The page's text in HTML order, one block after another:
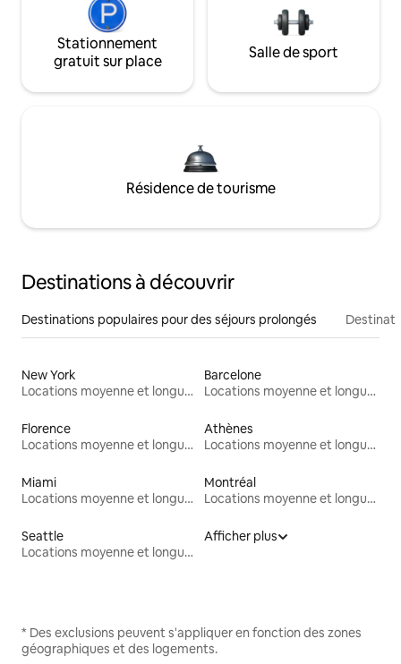
Stationnement
gratuit sur place
Salle de sport
Résidence de tourisme
Destinations à découvrir
Destinations populaires pour des séjours prolongés
New York
Locations moyenne et longue durée
Barcelone
Locations moyenne et longue durée
Florence
Locations moyenne et longue durée
Athènes
Locations moyenne et longue durée
Miami
Locations moyenne et longue durée
Montréal
Locations moyenne et longue durée
Seattle
Locations moyenne et longue durée
Afficher plus
* Des exclusions peuvent s'appliquer en fonction des zones
géographiques et des logements.